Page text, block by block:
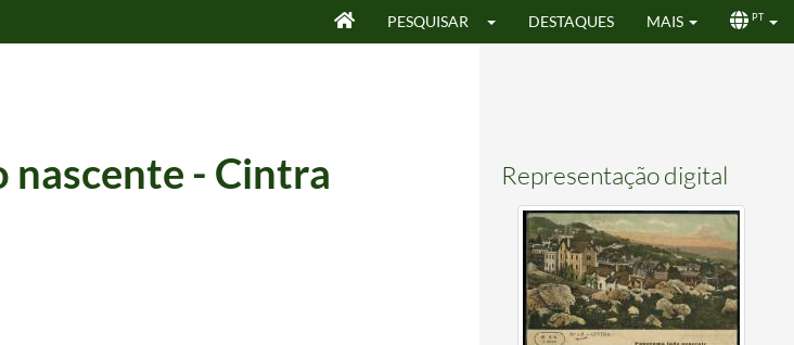
PESQUISAR DESTAQUES MAIS PT
Representação digital
nascente - Cintra